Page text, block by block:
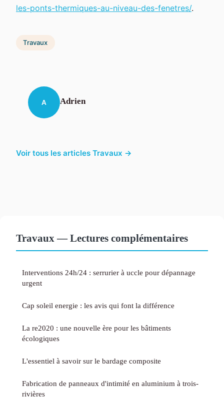
les-ponts-thermiques-au-niveau-des-fenetres/.
Travaux
A Adrien
Voir tous les articles Travaux →
Travaux — Lectures complémentaires
Interventions 24h/24 : serrurier à uccle pour dépannage
urgent
Cap soleil energie : les avis qui font la différence
La re2020 : une nouvelle ère pour les bâtiments
écologiques
L'essentiel à savoir sur le bardage composite
Fabrication de panneaux d'intimité en aluminium à trois-
rivières